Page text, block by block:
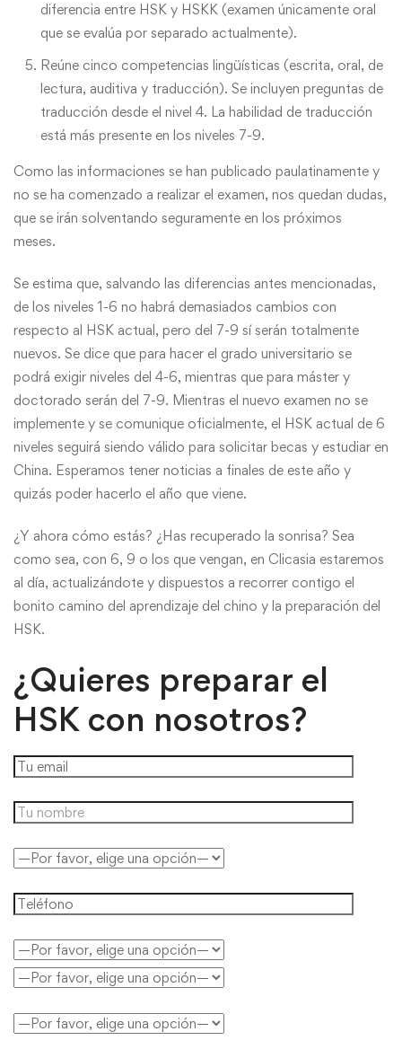
diferencia entre HSK y HSKK (examen únicamente oral
que se evalúa por separado actualmente).
Reúne cinco competencias lingüísticas (escrita, oral, de
lectura, auditiva y traducción). Se incluyen preguntas de
traducción desde el nivel 4. La habilidad de traducción
está más presente en los niveles 7-9.
Como las informaciones se han publicado paulatinamente y
no se ha comenzado a realizar el examen, nos quedan dudas,
que se irán solventando seguramente en los próximos
meses.
Se estima que, salvando las diferencias antes mencionadas,
de los niveles 1-6 no habrá demasiados cambios con
respecto al HSK actual, pero del 7-9 sí serán totalmente
nuevos. Se dice que para hacer el grado universitario se
podrá exigir niveles del 4-6, mientras que para máster y
doctorado serán del 7-9. Mientras el nuevo examen no se
implemente y se comunique oficialmente, el HSK actual de 6
niveles seguirá siendo válido para solicitar becas y estudiar en
China. Esperamos tener noticias a finales de este año y
quizás poder hacerlo el año que viene.
¿Y ahora cómo estás? ¿Has recuperado la sonrisa? Sea
como sea, con 6, 9 o los que vengan, en Clicasia estaremos
al día, actualizándote y dispuestos a recorrer contigo el
bonito camino del aprendizaje del chino y la preparación del
HSK.
¿Quieres preparar el
HSK con nosotros?